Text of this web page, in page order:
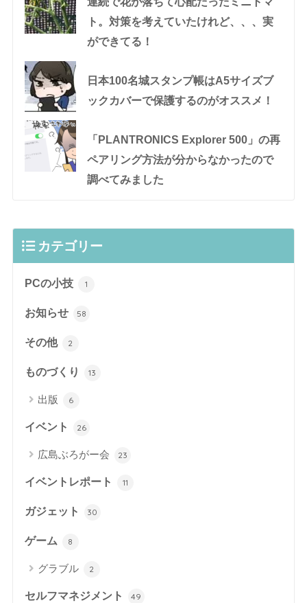
ト。対策を考えていたけれど、、、実
ができてる！
日本100名城スタンプ帳はA5サイズブ
ックカバーで保護するのがオススメ！
「PLANTRONICS Explorer 500」の再
ペアリング方法が分からなかったので
調べてみました
カテゴリー
PCの小技 1
お知らせ 58
その他 2
ものづくり 13
出版 6
イベント 26
広島ぶろがー会 23
イベントレポート 11
ガジェット 30
ゲーム 8
グラブル 2
セルフマネジメント 49